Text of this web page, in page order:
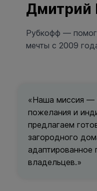
Дмитрий
Рубкофф —
мечты с 2009
«Наша миссия —
пожелания и
предлагаем
загородного
адаптированное
владельцев.»